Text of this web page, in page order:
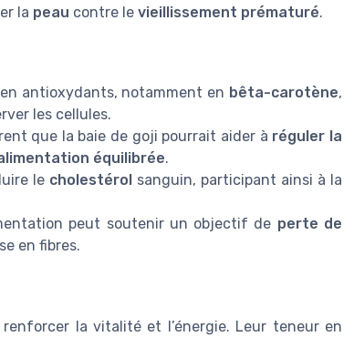
la peau contre le vieillissement prématuré.
antioxydants, notamment en bêta-carotène,
les cellules.
que la baie de goji pourrait aider à réguler la
équilibrée.
le cholestérol sanguin, participant ainsi à la
peut soutenir un objectif de perte de
en fibres.
la vitalité et l’énergie. Leur teneur en